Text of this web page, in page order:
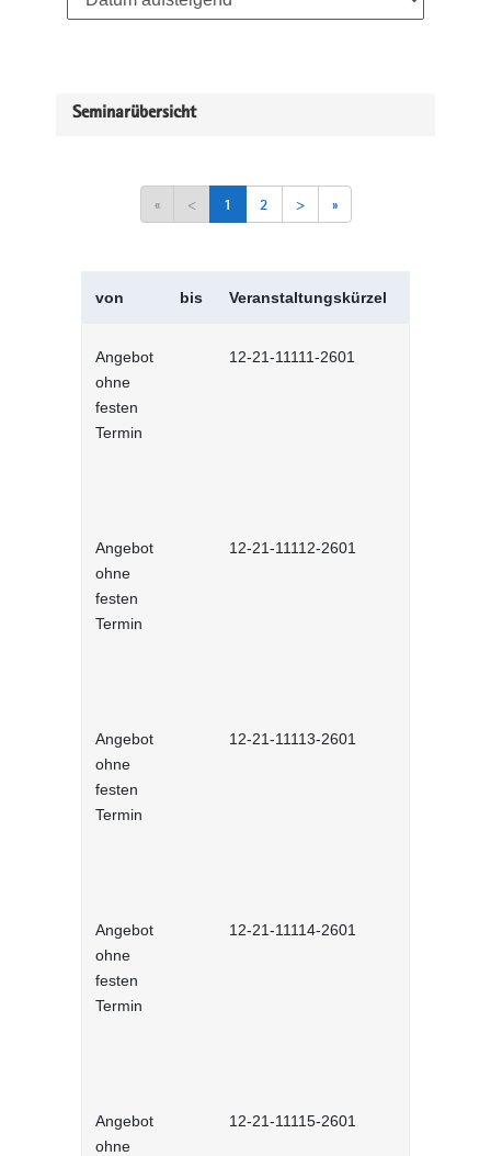
Seminarübersicht
« < 1 2 > »
von bis Veranstaltungskürzel
Angebot
ohne
festen
Termin
12-21-11111-2601
Angebot
ohne
festen
Termin
12-21-11112-2601
Angebot
ohne
festen
Termin
12-21-11113-2601
Angebot
ohne
festen
Termin
12-21-11114-2601
Angebot
ohne
12-21-11115-2601